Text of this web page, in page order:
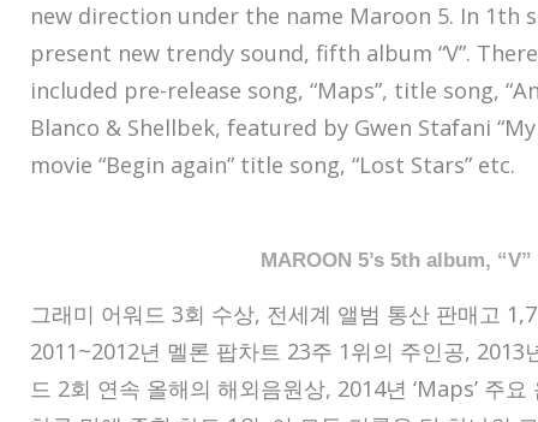
new direction under the name Maroon 5. In 1th
present new trendy sound, fifth album “V”.
included pre-release song, “Maps”, title song,
Blanco & Shellbek, featured by Gwen Stafani
movie “Begin again” title song, “Lost Stars” etc.
MAROON 5’s 5th album, “V”
그래미 어워드 3회 수상, 전세계 앨범 통산 판매고
2011~2012년 멜론 팝차트 23주 1위의 주인공, 2013
드 2회 연속 올해의 해외음원상, 2014년 ‘Maps’ 주